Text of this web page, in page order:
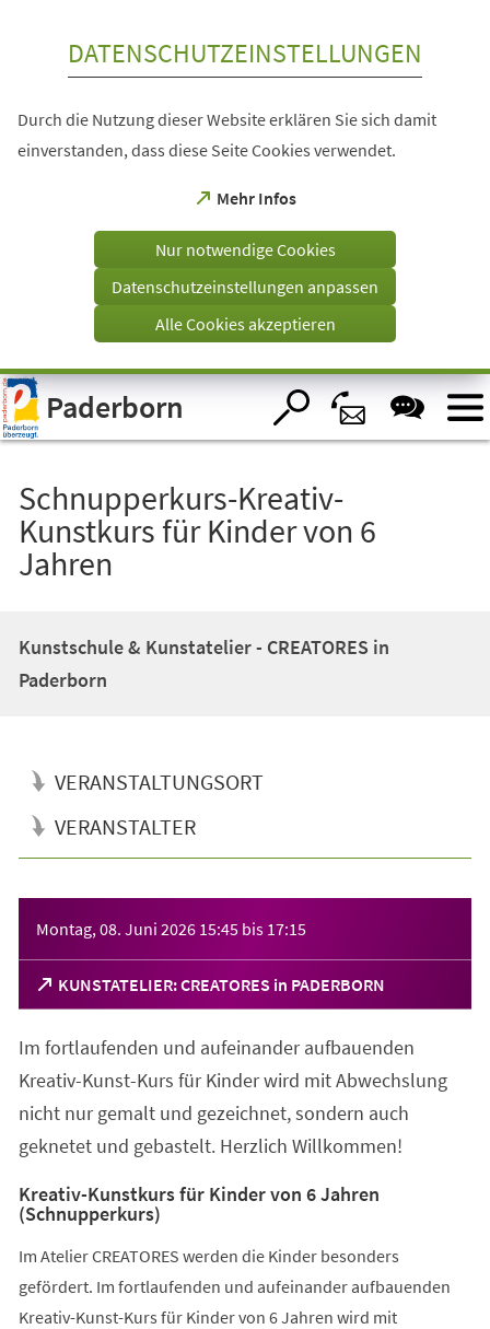
Visuelle
Assistenzsoftware
öffnen.
DATENSCHUTZEINSTELLUNGEN
Durch die Nutzung dieser Website erklären Sie sich damit
einverstanden, dass diese Seite Cookies verwendet.
Mehr Infos
(Öffnet
einem
Tab)
Nur notwendige Cookies
Datenschutzeinstellungen anpassen
Alle Cookies akzeptieren
Paderborn
Schnupperkurs-Kreativ-
Kunstkurs für Kinder von 6
Jahren
Kunstschule & Kunstatelier - CREATORES in
Paderborn
VERANSTALTUNGSORT
VERANSTALTER
Montag, 08. Juni 2026 15:45 bis 17:15
KUNSTATELIER: CREATORES in PADERBORN
(Öffnet
in
neuen
Tab)
Im fortlaufenden und aufeinander aufbauenden
Kreativ-Kunst-Kurs für Kinder wird mit Abwechslung
nicht nur gemalt und gezeichnet, sondern auch
geknetet und gebastelt. Herzlich Willkommen!
Kreativ-Kunstkurs für Kinder von 6 Jahren
(Schnupperkurs)
Im Atelier CREATORES werden die Kinder besonders
gefördert. Im fortlaufenden und aufeinander aufbauenden
Kreativ-Kunst-Kurs für Kinder von 6 Jahren wird mit